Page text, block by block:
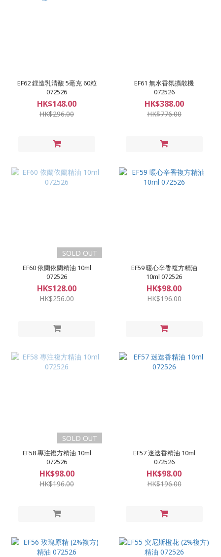
EF62 鋰造乳清酸 5毫克 60粒
072526
HK$148.00
HK$296.00
EF61 無水香氛擴散機
072526
HK$388.00
HK$776.00
SOLD OUT
EF60 依蘭依蘭精油 10ml
072526
HK$128.00
HK$256.00
EF59 暖心辛香複方精油
10ml 072526
HK$98.00
HK$196.00
SOLD OUT
EF58 專注複方精油 10ml
072526
HK$98.00
HK$196.00
EF57 迷迭香精油 10ml
072526
HK$98.00
HK$196.00